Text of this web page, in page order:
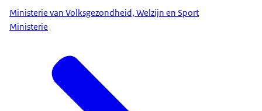
Ministerie van Volksgezondheid, Welzijn en Sport
Ministerie